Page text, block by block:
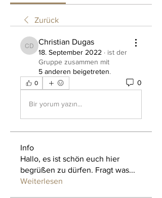
Zurück
Christian Dugas
Christian Dugas
18. September 2022 · ist der
Gruppe zusammen mit
5 anderen beigetreten.
0 0
Bir yorum yazın...
Info
Hallo, es ist schön euch hier
begrüßen zu dürfen. Fragt was...
Weiterlesen